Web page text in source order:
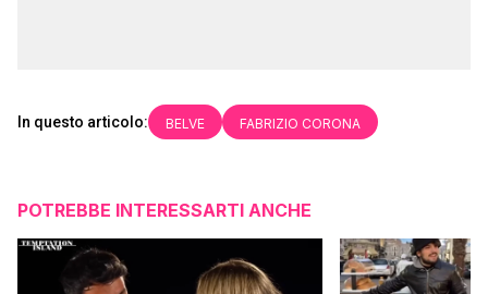
In questo articolo: BELVE FABRIZIO CORONA
POTREBBE INTERESSARTI ANCHE